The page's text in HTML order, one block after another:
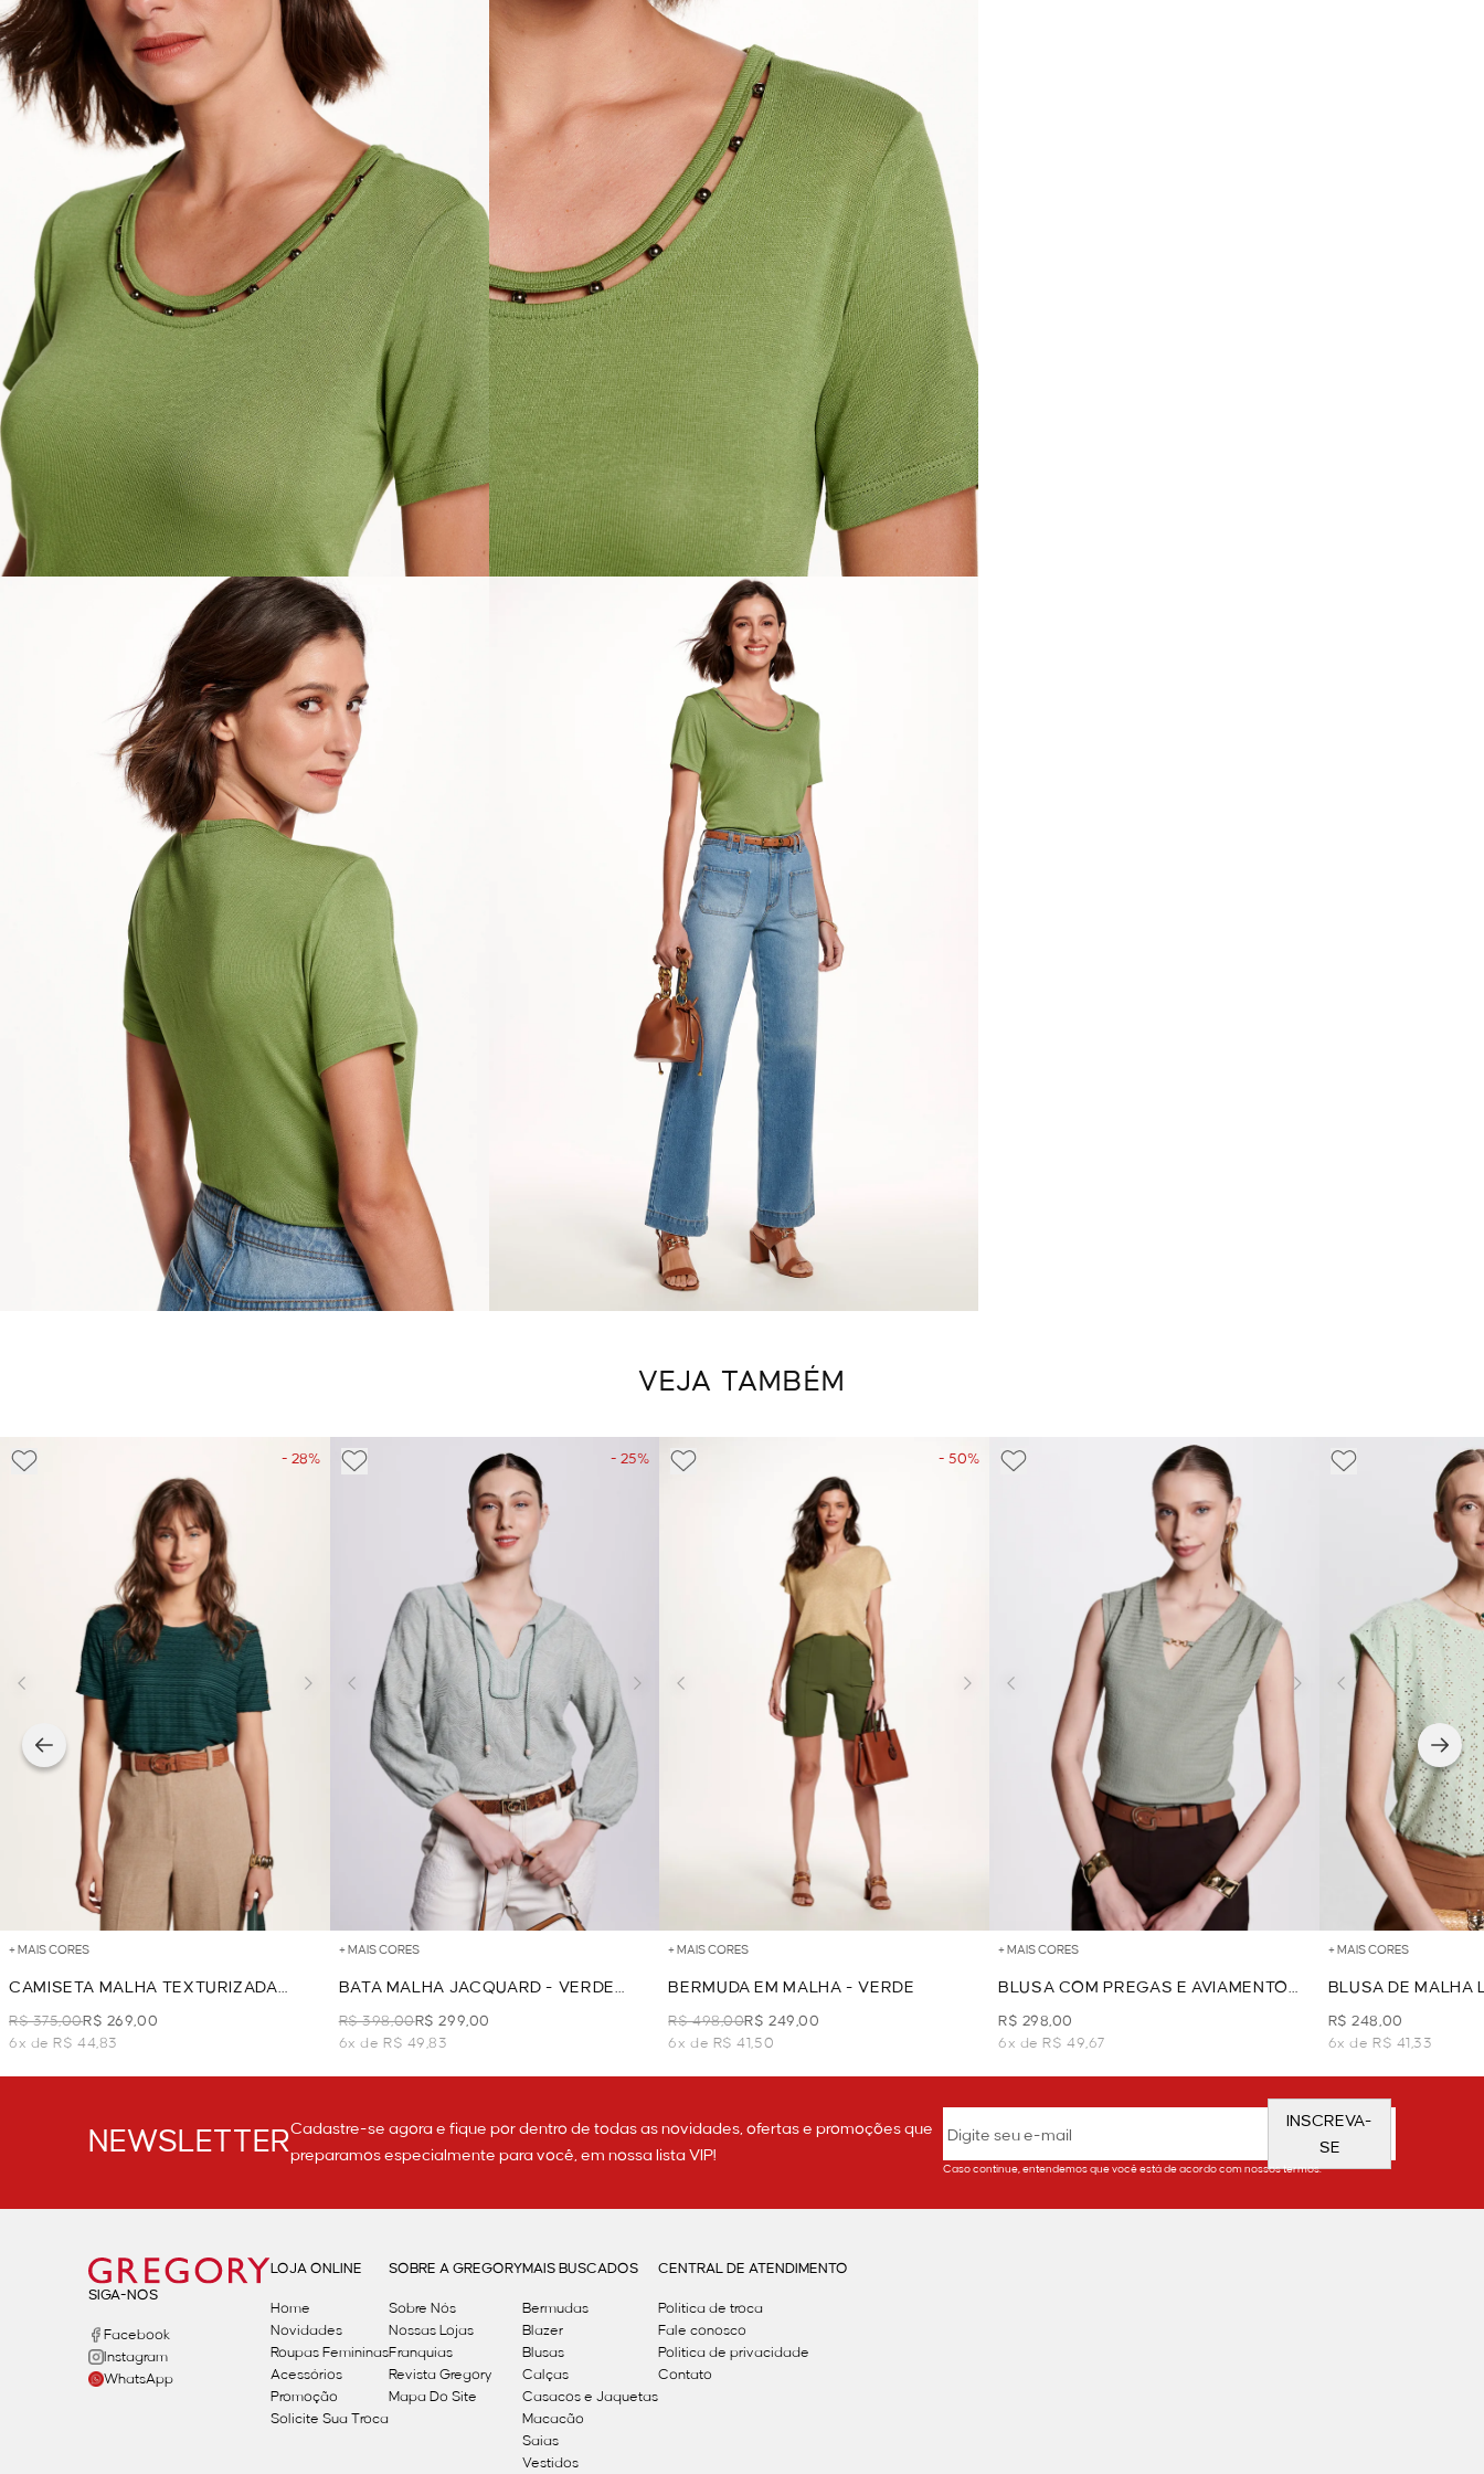
VEJA TAMBÉM
- 28%
+ MAIS CORES
CAMISETA MALHA TEXTURIZADA
COM BOTÕES - VERDE
R$ 375,00R$ 269,00
6x de R$ 44,83
- 25%
+ MAIS CORES
BATA MALHA JACQUARD - VERDE
CLARO
R$ 398,00R$ 299,00
6x de R$ 49,83
- 50%
+ MAIS CORES
BERMUDA EM MALHA - VERDE
R$ 498,00R$ 249,00
6x de R$ 41,50
+ MAIS CORES
BLUSA COM PREGAS E AVIAMENTO
NO DECOTE - VERDE
R$ 298,00
6x de R$ 49,67
+ MAIS CORES
BLUSA DE MALHA
CLARO
R$ 248,00
6x de R$ 41,33
NEWSLETTERCadastre-se agora e fique por dentro de todas as novidades, ofertas e promoções que
preparamos especialmente para você, em nossa lista VIP!
INSCREVA-
SE
Caso continue, entendemos que você está de acordo com nossos termos.
SIGA-NOS
Facebook
Instagram
WhatsApp
LOJA ONLINE
Home
Novidades
Roupas Femininas
Acessórios
Promoção
Solicite Sua Troca
SOBRE A GREGORY
Sobre Nós
Nossas Lojas
Franquias
Revista Gregory
Mapa Do Site
MAIS BUSCADOS
Bermudas
Blazer
Blusas
Calças
Casacos e Jaquetas
Macacão
Saias
Vestidos
CENTRAL DE ATENDIMENTO
Política de troca
Fale conosco
Politica de privacidade
Contato